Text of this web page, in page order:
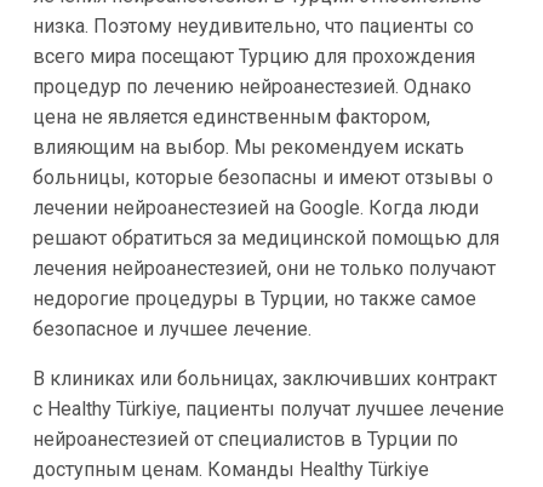
низка. Поэтому неудивительно, что пациенты со
всего мира посещают Турцию для прохождения
процедур по лечению нейроанестезией. Однако
цена не является единственным фактором,
влияющим на выбор. Мы рекомендуем искать
больницы, которые безопасны и имеют отзывы о
лечении нейроанестезией на Google. Когда люди
решают обратиться за медицинской помощью для
лечения нейроанестезией, они не только получают
недорогие процедуры в Турции, но также самое
безопасное и лучшее лечение.
В клиниках или больницах, заключивших контракт
с Healthy Türkiye, пациенты получат лучшее лечение
нейроанестезией от специалистов в Турции по
доступным ценам. Команды Healthy Türkiye